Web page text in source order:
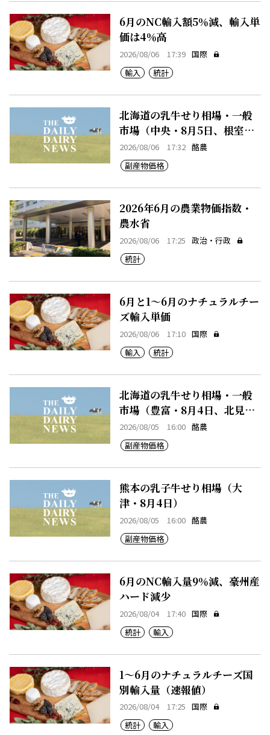
6月のNC輸入額5％減、輸入単
価は4％高
2026/08/06 17:39 国際
輸入
統計
北海道の乳牛せり相場・一般
市場（中央・8月5日、根室・8
月5日）
2026/08/06 17:32 酪農
副産物価格
2026年6月の農業物価指数・
農水省
2026/08/06 17:25 政治・行政
統計
6月と1～6月のナチュラルチー
ズ輸入単価
2026/08/06 17:10 国際
輸入
統計
北海道の乳牛せり相場・一般
市場（豊富・8月4日、北見・8
月4日、早来・8月4日）
2026/08/05 16:00 酪農
副産物価格
熊本の乳子牛せり相場（大
津・8月4日）
2026/08/05 16:00 酪農
副産物価格
6月のNC輸入量9％減、豪州産
ハード減少
2026/08/04 17:40 国際
統計
輸入
1～6月のナチュラルチーズ国
別輸入量（速報値）
2026/08/04 17:25 国際
統計
輸入